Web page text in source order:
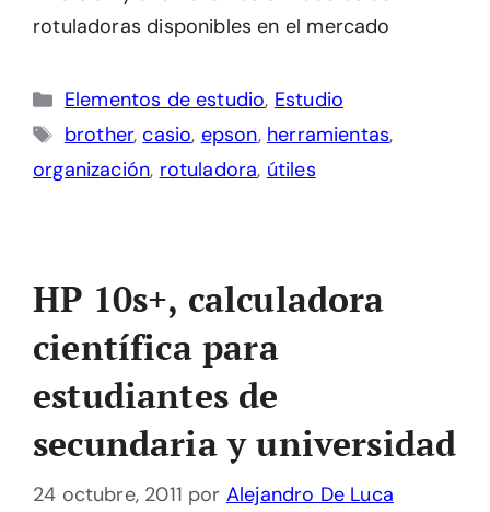
rotuladoras disponibles en el mercado
Categorías
Elementos de estudio, Estudio
Etiquetas
brother,casio, epson, herramientas,
organización, rotuladora, útiles
HP 10s+, calculadora
científica para
estudiantes de
secundaria y universidad
24 octubre, 2011 por Alejandro De Luca